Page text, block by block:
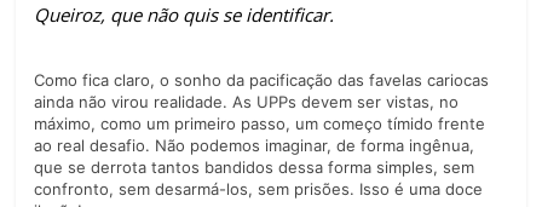
Queiroz, que não quis se identificar.
Como fica claro, o sonho da pacificação das favelas cariocas
ainda não virou realidade. As UPPs devem ser vistas, no
máximo, como um primeiro passo, um começo tímido frente
ao real desafio. Não podemos imaginar, de forma ingênua,
que se derrota tantos bandidos dessa forma simples, sem
confronto, sem desarmá-los, sem prisões. Isso é uma doce